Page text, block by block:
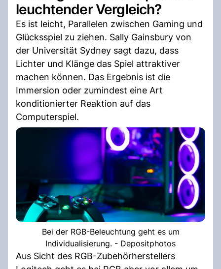
leuchtender Vergleich?
Es ist leicht, Parallelen zwischen Gaming und
Glücksspiel zu ziehen. Sally Gainsbury von
der Universität Sydney sagt dazu, dass
Lichter und Klänge das Spiel attraktiver
machen können. Das Ergebnis ist die
Immersion oder zumindest eine Art
konditionierter Reaktion auf das
Computerspiel.
Bei der RGB-Beleuchtung geht es um
Individualisierung. - Depositphotos
Aus Sicht des RGB-Zubehörherstellers